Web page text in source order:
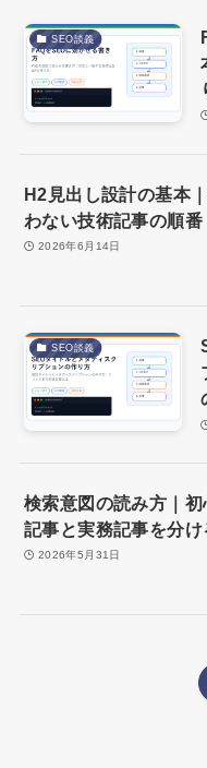
SEO談義
H2見出し設計の基本
わない技術記事の順番
2026年6月14日
SEO談義
検索意図の読み方｜初
記事と実務記事を分け
2026年5月31日